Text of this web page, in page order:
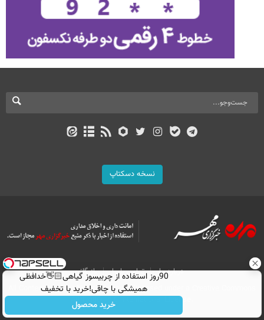
نسخه دسکتاپ
درباره ما تماس با ما
بازرگانی
All Content by Mehr News Agency is licensed under a Creative Commons
Attribution 4.0 International License.
90روز استفاده از چربیسوز گیاهی👋🏻خدافظی
همیشگی با چاقی!خرید با تخفیف
خرید محصول